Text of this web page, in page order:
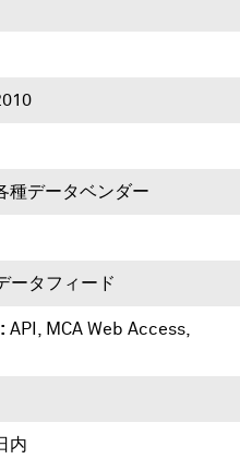
種データベンダー
ータフィード
API MCA Web Access
内